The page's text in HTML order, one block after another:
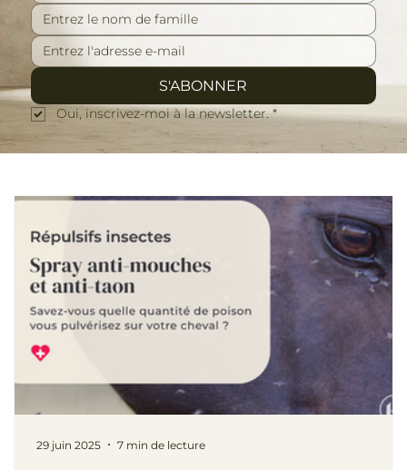
29 juin 2025 7 min de lecture
S'ABONNER
Oui, inscrivez-moi à la newsletter. *